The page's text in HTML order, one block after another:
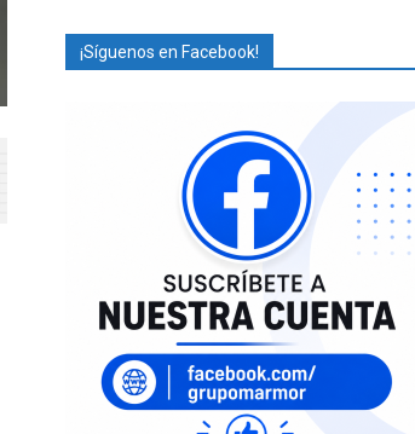
¡Síguenos en Facebook!